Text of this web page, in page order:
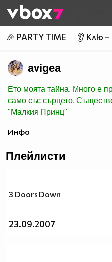
👾
🎉 PARTY TIME 👂 Клю
avigea
Ето моята тайна. Много е
само със сърцето.
"Малкия Принц"
Инфо
Плейлисти
3 Doors Down
23.09.2007